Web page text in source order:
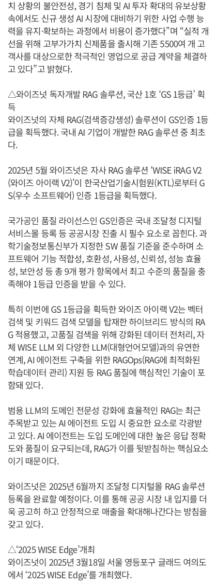
치 상황의 불안전성, 경기 침체 및 AI 투자 확대의 유보상황
속에서도 신규 생성 AI 시장에 대비하기 위한 사업 수행 능
력을 유지·확보하는 과정에서 비용이 증가했다”며 “실적 개
선을 위해 고부가가치 신제품을 출시해 기존 5500여 개 고
객사를 대상으로한 적극적인 영업으로 공급 계약을 체결하
고 있다”고 밝혔다.
△와이즈넛 독자개발 RAG 솔루션, 국산 1호 ‘GS 1등급’ 획
득
와이즈넛의 자체 RAG(검색증강생성) 솔루션이 GS인증 1등
급을 획득했다. 국내 AI 기업이 개발한 RAG 솔루션 중 최초
다.
2025년 5월 와이즈넛은 자사 RAG 솔루션 ‘WISE iRAG V2
(와이즈 아이랙 V2)’이 한국산업기술시험원(KTL)로부터 G
S(우수 소프트웨어) 인증 1등급을 획득했다.
국가공인 품질 라이선스인 GS인증은 국내 조달청 디지털
서비스몰 등록 등 공공시장 진출 시 필수 요소로 꼽힌다. 과
학기술정보통신부가 지정한 SW 품질 기준을 준수하며 소
프트웨어 기능 적합성, 호환성, 사용성, 신뢰성, 성능 효율
성, 보안성 등 총 9개 평가 항목에서 최고 수준의 품질을 충
족해야 1등급 인증을 받을 수 있다.
특히 이번에 GS 1등급을 획득한 와이즈 아이랙 V2는 벡터
검색 및 키워드 검색 모델을 탑재한 하이브리드 방식의 RA
G 적용했고, 고품질 검색을 위해 강화된 데이터 전처리, 자
체 WISE LLM 외 다양한 LLM(대형언어모델)과의 유연한
연계, AI 에이전트 구축을 위한 RAGOps(RAG에 최적화된
학습데이터 관리) 지원 등 RAG 품질에 핵심적인 기술이 포
함돼 있다.
범용 LLM의 도메인 전문성 강화에 효율적인 RAG는 최근
주목받고 있는 AI 에이전트 도입 시 중요한 요소로 각광받
고 있다. AI 에이전트는 도입 도메인에 대한 높은 응답 정확
도와 품질이 요구되는데, RAG가 이를 뒷받침하는 핵심요소
이기 때문이다.
와이즈넛은 2025년 6월까지 조달청 디지털몰 RAG 솔루션
등록을 완료할 예정이다. 이를 통해 공공 시장 내 입지를 더
욱 공고히 하고 안정적으로 매출을 확대해나간다는 방침을
갖고 있다.
△‘2025 WISE Edge’개최
와이즈넛이 2025년 3월18일 서울 영등포구 글래드 여의도
에서 ‘2025 WISE Edge’를 개최했다.